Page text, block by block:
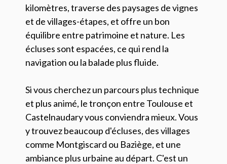
kilomètres, traverse des paysages de vignes
et de villages-étapes, et offre un bon
équilibre entre patrimoine et nature. Les
écluses sont espacées, ce qui rend la
navigation ou la balade plus fluide.
Si vous cherchez un parcours plus technique
et plus animé, le tronçon entre Toulouse et
Castelnaudary vous conviendra mieux. Vous
y trouvez beaucoup d'écluses, des villages
comme Montgiscard ou Baziège, et une
ambiance plus urbaine au départ. C'est un